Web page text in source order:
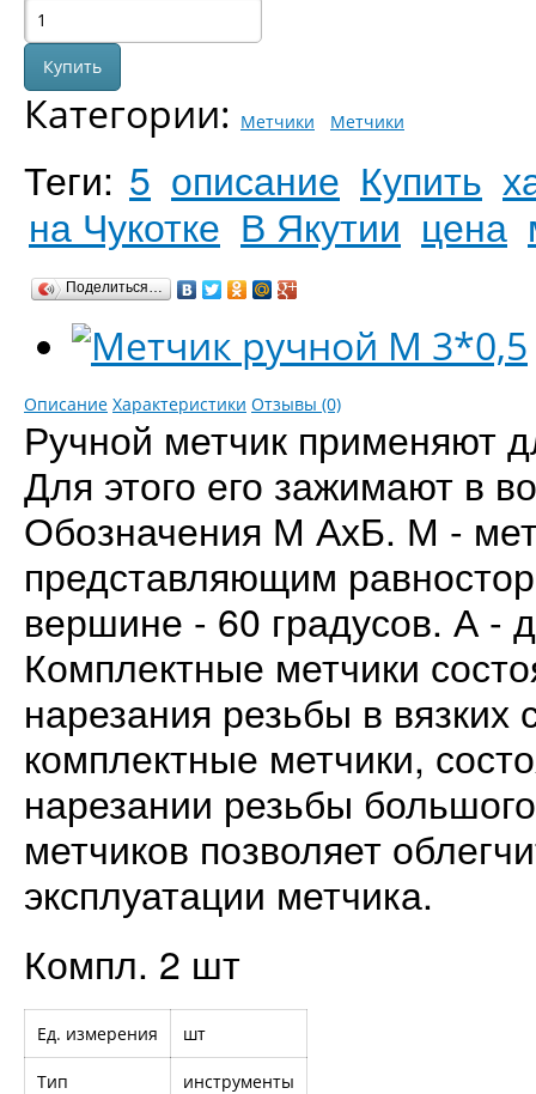
Категории: Метчики Метчики
Теги: 5 описание Купить
на Чукотке В Якутии цена
Поделиться…
Описание Характеристики Отзывы (0)
Ручной метчик применяют
Для этого его зажимают в
Обозначения М АхБ. М -
представляющим
вершине - 60 градусов. А -
Комплектные метчики
нарезания резьбы в
комплектные метчики,
нарезании резьбы
метчиков позволяет
эксплуатации метчика.
Компл. 2 шт
Ед. измерения шт
Тип инструменты